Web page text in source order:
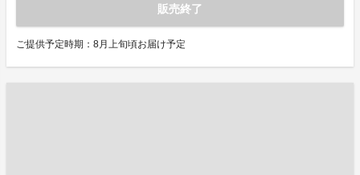
販売終了
ご提供予定時期：8月上旬頃お届け予定